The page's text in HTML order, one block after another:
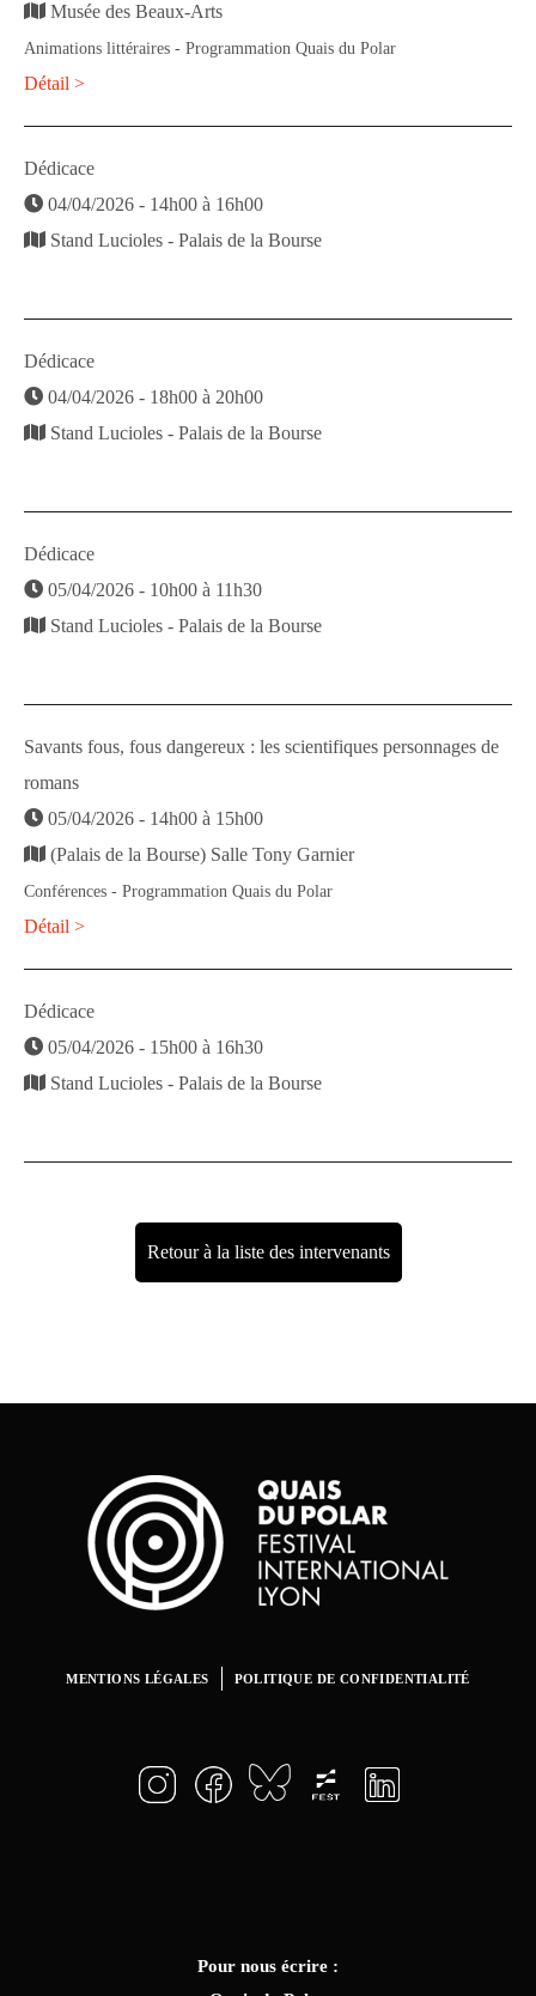
Musée des Beaux-Arts
Animations littéraires - Programmation Quais du Polar
Détail >
Dédicace
04/04/2026 - 14h00 à 16h00
Stand Lucioles - Palais de la Bourse
Dédicace
04/04/2026 - 18h00 à 20h00
Stand Lucioles - Palais de la Bourse
Dédicace
05/04/2026 - 10h00 à 11h30
Stand Lucioles - Palais de la Bourse
Savants fous, fous dangereux : les scientifiques personnages de
romans
05/04/2026 - 14h00 à 15h00
(Palais de la Bourse) Salle Tony Garnier
Conférences - Programmation Quais du Polar
Détail >
Dédicace
05/04/2026 - 15h00 à 16h30
Stand Lucioles - Palais de la Bourse
Retour à la liste des intervenants
Pour nous écrire :
MENTIONS LÉGALES POLITIQUE DE CONFIDENTIALITÉ